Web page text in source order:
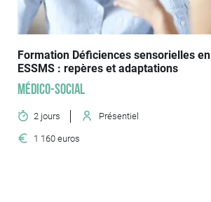
Formation Déficiences sensorielles en
ESSMS : repères et adaptations
Médico-social
2 jours Présentiel
1 160 euros